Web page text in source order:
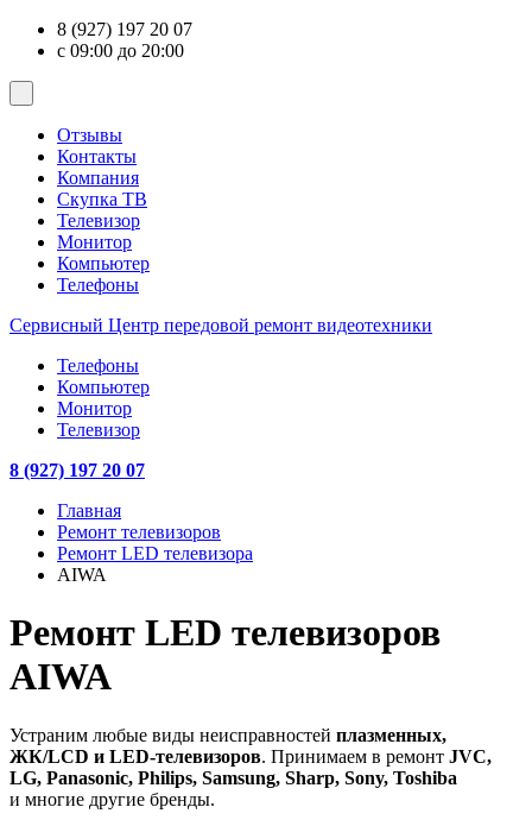
8 (927) 197 20 07
с 09:00 до 20:00
Отзывы
Контакты
Компания
Скупка ТВ
Телевизор
Монитор
Компьютер
Телефоны
Сервисный Центр передовой ремонт видеотехники
Телефоны
Компьютер
Монитор
Телевизор
8 (927) 197 20 07
Главная
Ремонт телевизоров
Ремонт LED телевизора
AIWA
Ремонт LED телевизоров
AIWA
Устраним любые виды неисправностей плазменных,
ЖК/LCD и LED-телевизоров. Принимаем в ремонт JVC,
LG, Panasonic, Philips, Samsung, Sharp, Sony, Toshiba
и многие другие бренды.